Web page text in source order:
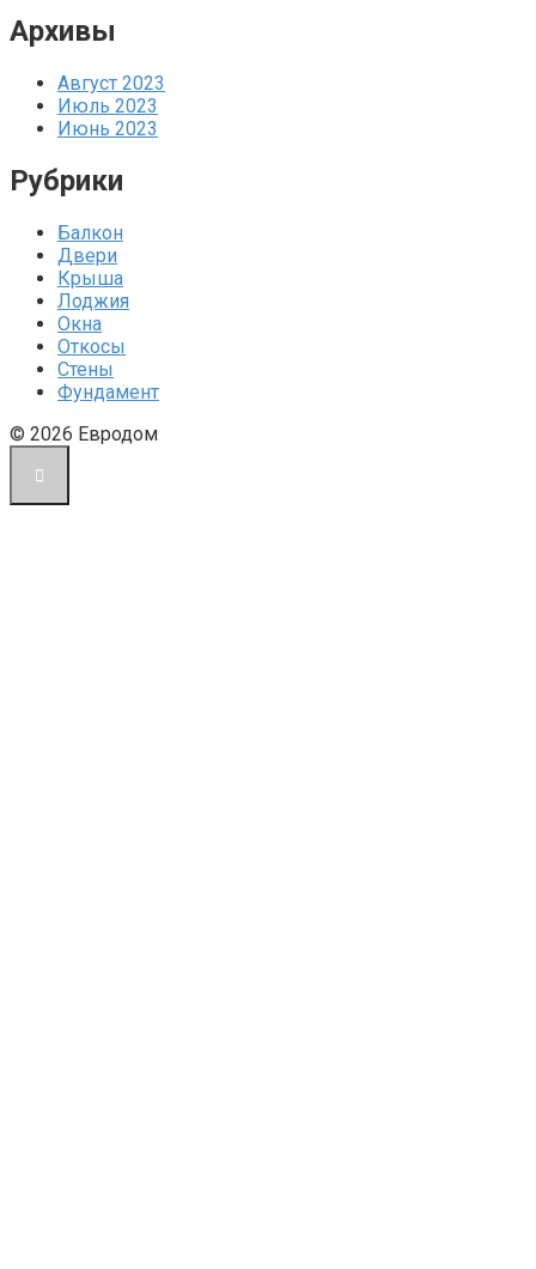
Архивы
Август 2023
Июль 2023
Июнь 2023
Рубрики
Балкон
Двери
Крыша
Лоджия
Окна
Откосы
Стены
Фундамент
© 2026 Евродом